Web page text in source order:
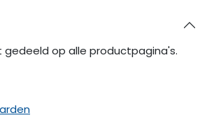
gedeeld op alle productpagina's.